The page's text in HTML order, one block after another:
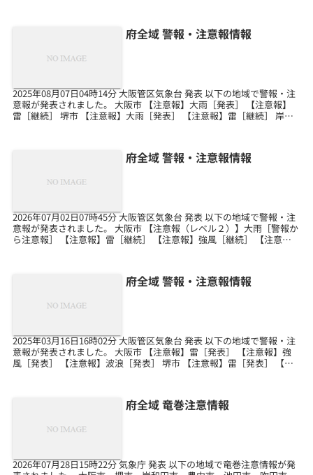
府全域 警報・注意報情報
2025年08月07日04時14分 大阪管区気象台 発表 以下の地域で警報・注
意報が発表されました。 大阪市 【注意報】大雨［発表］ 【注意報】
雷［継続］ 堺市 【注意報】大雨［発表］ 【注意報】雷［継続］ 岸和
府全域 警報・注意報情報
2026年07月02日07時45分 大阪管区気象台 発表 以下の地域で警報・注
意報が発表されました。 大阪市 【注意報（レベル２）】大雨［警報か
ら注意報］ 【注意報】雷［継続］ 【注意報】強風［継続］ 【注意
府全域 警報・注意報情報
2025年03月16日16時02分 大阪管区気象台 発表 以下の地域で警報・注
意報が発表されました。 大阪市 【注意報】雷［発表］ 【注意報】強
風［発表］ 【注意報】波浪［発表］ 堺市 【注意報】雷［発表］ 【注
府全域 竜巻注意情報
2026年07月28日15時22分 気象庁 発表 以下の地域で竜巻注意情報が発